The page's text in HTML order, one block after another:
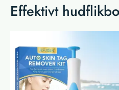
Effektivt